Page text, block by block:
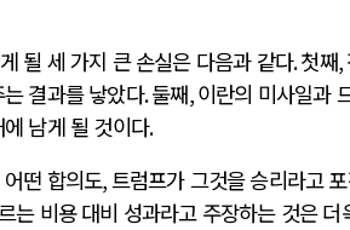
될 세 가지 큰 손실은 다음과 같다.첫째,
결과를 낳았다.둘째,이란의 미사일과
남게 될 것이다.
떤 합의도,트럼프가 그것을 승리라고
는 비용 대비 성과라고 주장하는 것은 더